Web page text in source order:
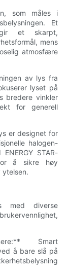
som måles i
Et
et skarpt,
mens
atmosfære
av lys fra
lyset på
bredere vinkler
for generell
er designet for
halogen-
STAR-
å sikre høy
med diverse
Smart
å bare slå på